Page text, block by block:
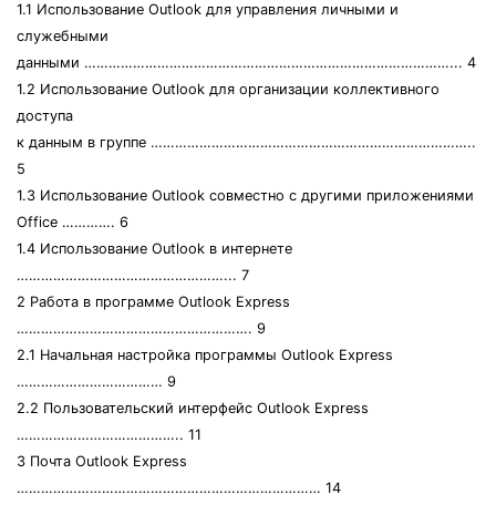
1.1 Использование Outlook для управления личными и
служебными
данными ………………………………………………………………………………... 4
1.2 Использование Outlook для организации коллективного
доступа
к данным в группе ……………………………………………………………………..
5
1.3 Использование Outlook совместно с другими приложениями
Office …………. 6
1.4 Использование Outlook в интернете
……………………………………………... 7
2 Работа в программе Outlook Express
…………………………………………………. 9
2.1 Начальная настройка программы Outlook Express
……………………………… 9
2.2 Пользовательский интерфейс Outlook Express
………………………………….. 11
3 Почта Outlook Express
………………………………………………………………… 14